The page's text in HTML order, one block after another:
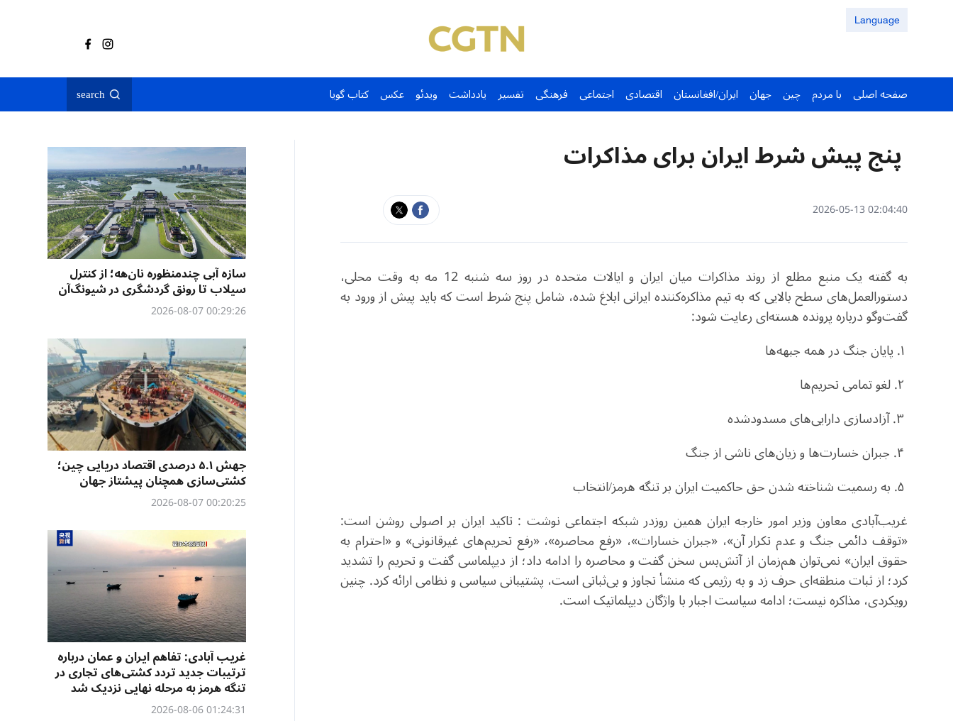
Language
صفحه اصلی با مردم چین جهان ایران/افغانستان اقتصادی اجتماعی فرهنگی تفسیر یادداشت ویدئو عکس کتاب گویا search
پنج پیش شرط ایران برای مذاکرات
02:04:40 2026-05-13
به گفته یک منبع مطلع از روند مذاکرات میان ایران و ایالات متحده در روز سه شنبه 12 مه به وقت محلی،
دستورالعمل‌های سطح بالایی که به تیم مذاکره‌کننده ایرانی ابلاغ شده، شامل پنج شرط است که باید پیش از ورود به
گفت‌وگو درباره پرونده هسته‌ای رعایت شود:
غریب‌آبادی معاون وزیر امور خارجه ایران همین روزدر شبکه اجتماعی نوشت : تاکید ایران بر اصولی روشن است:
«توقف دائمی جنگ و عدم تکرار آن»، «جبران خسارات»، «رفع محاصره»، «رفع تحریم‌های غیرقانونی» و «احترام به
حقوق ایران» نمی‌توان هم‌زمان از آتش‌بس سخن گفت و محاصره را ادامه داد؛ از دیپلماسی گفت و تحریم را تشدید
کرد؛ از ثبات منطقه‌ای حرف زد و به رژیمی که منشأ تجاوز و بی‌ثباتی است، پشتیبانی سیاسی و نظامی ارائه کرد. چنین
رویکردی، مذاکره نیست؛ ادامه سیاست اجبار با واژگان دیپلماتیک است.
سازه آبی چندمنظوره نان‌هه؛ از کنترل
سیلاب تا رونق گردشگری در شیونگ‌آن
00:29:26 2026-08-07
جهش ۵.۱ درصدی اقتصاد دریایی چین؛
کشتی‌سازی همچنان پیشتاز جهان
00:20:25 2026-08-07
غریب آبادی: تفاهم ایران و عمان درباره
ترتیبات جدید تردد کشتی‌های تجاری در
تنگه هرمز به مرحله نهایی نزدیک شد
01:24:31 2026-08-06